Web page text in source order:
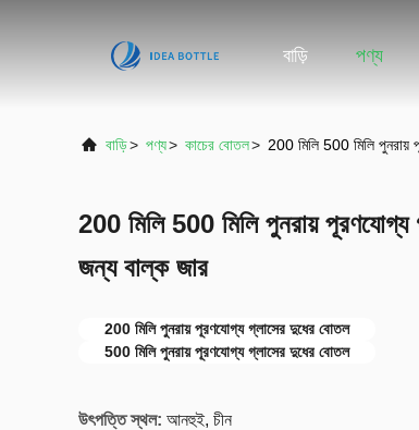
বাড়ি পণ্য
বাড়ি> পণ্য> কাচের বোতল> 200 মিলি 500 মিলি পুনরায়
200 মিলি 500 মিলি পুনরায় পূরণযোগ্য
জন্য বাল্ক জার
200 মিলি পুনরায় পূরণযোগ্য গ্লাসের দুধের বোতল
500 মিলি পুনরায় পূরণযোগ্য গ্লাসের দুধের বোতল
উৎপত্তি স্থল: আনহুই, চীন